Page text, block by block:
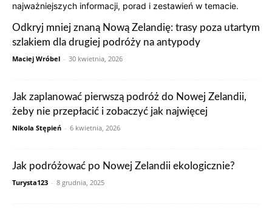
najważniejszych informacji, porad i zestawień w temacie.
Odkryj mniej znaną Nową Zelandię: trasy poza utartym
szlakiem dla drugiej podróży na antypody
Maciej Wróbel - 30 kwietnia, 2026
Jak zaplanować pierwszą podróż do Nowej Zelandii,
żeby nie przepłacić i zobaczyć jak najwięcej
Nikola Stępień - 6 kwietnia, 2026
Jak podróżować po Nowej Zelandii ekologicznie?
Turysta123 - 8 grudnia, 2025